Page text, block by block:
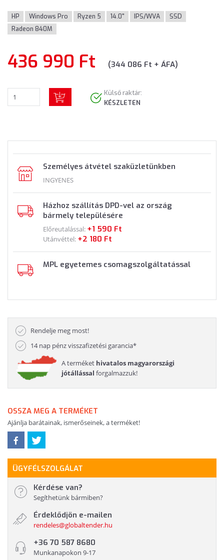
HP Windows Pro Ryzen 5 14.0" IPS/WVA
SSD
Radeon 840M
436 990 Ft (344 086 Ft + ÁFA)
Külső raktár:
KÉSZLETEN
Személyes átvétel szaküzletünkben
INGYENES
Házhoz szállítás DPD-vel az ország
bármely településére
Előreutalással: +1 590 Ft
Utánvéttel: +2 180 Ft
MPL egyetemes csomagszolgáltatással
Rendelje meg most!
14 nap pénz visszafizetési garancia*
A terméket hivatalos magyarországi
jótállással forgalmazzuk!
OSSZA MEG A TERMÉKET
Ajánlja barátainak, ismerőseinek, a terméket!
ÜGYFÉLSZOLGÁLAT
Kérdése van?
Segíthetünk bármiben?
Érdeklődjön e-mailen
rendeles@globaltender.hu
+36 70 587 8680
Munkanapokon 9-17